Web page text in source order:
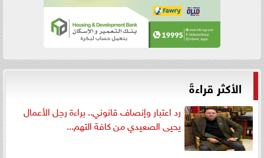
الأكثر قراءةً
رد اعتبار وإنصاف قانوني.. براءة رجل الأعمال
يحيى الصعيدي من كافة التهم...